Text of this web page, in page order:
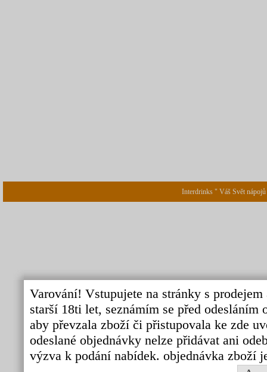
Interdrinks " Váš Svět
Varování! Vstupujete na stránky s
starší 18ti let, seznámím se před
aby převzala zboží či přistupovala ke zde
odeslané objednávky nelze přidávat ani
výzva k podání nabídek. objednávka zboží